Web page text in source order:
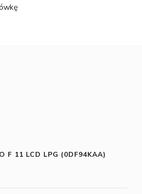
F 11 LCD LPG (0DF94KAA)